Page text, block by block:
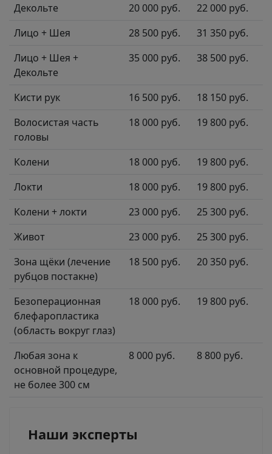
Декольте
20 000 руб.
22 000 руб.
Лицо + Шея
28 500 руб.
31 350 руб.
Лицо + Шея +
Декольте
35 000 руб. 38 500 руб.
Кисти рук 16 500 руб.
18 150 руб.
Волосистая часть
головы
18 000 руб. 19 800 руб.
Колени 18 000 руб.
19 800 руб.
Локти
18 000 руб.
19 800 руб.
Колени + локти
23 000 руб.
25 300 руб.
Живот
23 000 руб.
25 300 руб.
Зона щёки (лечение
рубцов постакне)
18 500 руб. 20 350 руб.
Безоперационная
блефаропластика
(область вокруг глаз)
18 000 руб. 19 800 руб.
Любая зона к
основной процедуре,
не более 300 см
8 000 руб. 8 800 руб.
Наши эксперты